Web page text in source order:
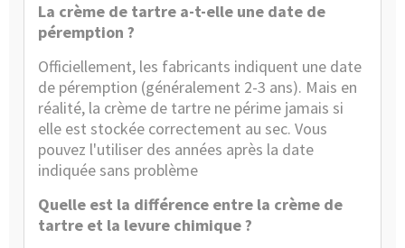
La crème de tartre a-t-elle une date de
péremption ?
Officiellement, les fabricants indiquent une date
de péremption (généralement 2-3 ans). Mais en
réalité, la crème de tartre ne périme jamais si
elle est stockée correctement au sec. Vous
pouvez l'utiliser des années après la date
indiquée sans problème
Quelle est la différence entre la crème de
tartre et la levure chimique ?